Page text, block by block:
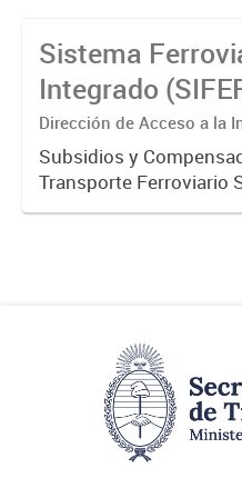
Sistema
Integrado
Dirección de Acceso a la
Pública y Transparencia
Subsidios y
Transporte Ferroviario
transferencias